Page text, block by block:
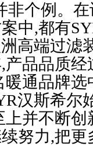
非个例。
中,都有
高端过滤
产品品质
通品牌
汉斯希尔
并不断
努力,把